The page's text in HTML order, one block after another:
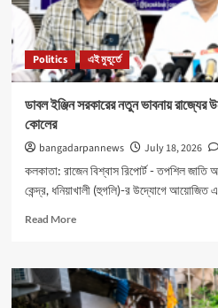
Politics এই মুহূর্তে
ডাবল ইঞ্জিন সরকারের নতুন ভাবনায় রাজ্যের
কোলের
bangadarpannews July 18, 2026
কলকাতা: রাজেন বিশ্বাস রিপোর্ট - তপশিল জাতি
কেন্দ্র, ধনিয়াখালী (হুগলি)-র উদ্যোগে আয়োজিত
Read MoreRead
ডাবল
সরকারের